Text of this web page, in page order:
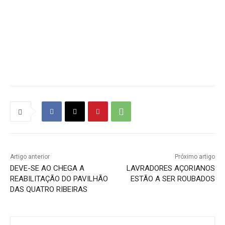
Artigo anterior
DEVE-SE AO CHEGA A
REABILITAÇÃO DO PAVILHÃO
DAS QUATRO RIBEIRAS
Próximo artigo
LAVRADORES AÇORIANOS
ESTÃO A SER ROUBADOS